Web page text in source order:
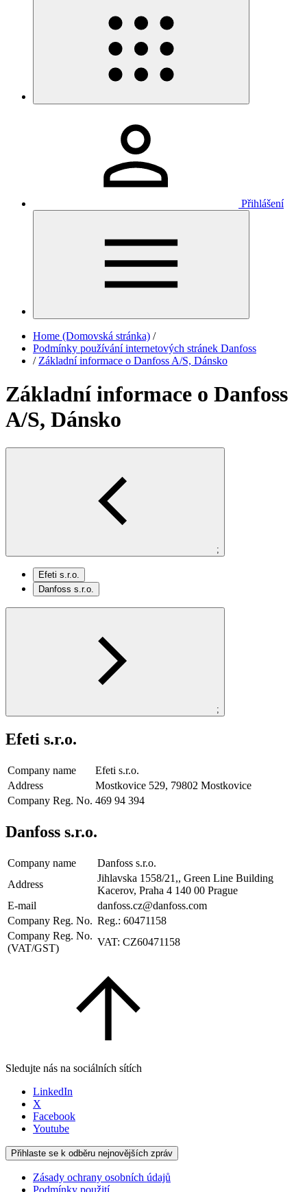
Přihlášení
Home (Domovská stránka) /
Podmínky používání internetových stránek Danfoss
/ Základní informace o Danfoss A/S, Dánsko
Základní informace o Danfoss
A/S, Dánsko
;
Efeti s.r.o.
Danfoss s.r.o.
;
Efeti s.r.o.
Company name
Efeti s.r.o.
Address
Mostkovice 529, 79802 Mostkovice
Company Reg. No. 469 94 394
Danfoss s.r.o.
Company name
Danfoss s.r.o.
Address
Jihlavska 1558/21,, Green Line Building
Kacerov, Praha 4 140 00 Prague
E-mail
danfoss.cz@danfoss.com
Company Reg. No. Reg.: 60471158
Company Reg. No.
(VAT/GST)
VAT: CZ60471158
Sledujte nás na sociálních sítích
LinkedIn
X
Facebook
Youtube
Přihlaste se k odběru nejnovějších zpráv
Zásady ochrany osobních údajů
Podmínky použití